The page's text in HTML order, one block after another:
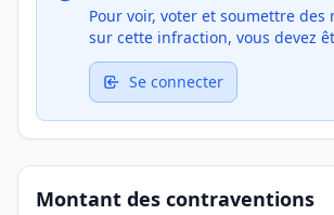
Pour voir, voter et soumettre des
sur cette infraction, vous devez
Se connecter
Montant des contraventions